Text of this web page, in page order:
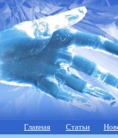
Главная Статьи